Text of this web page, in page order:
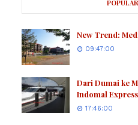
New Trend:
09:47:00
Dari Dumai ke
Indomal Express
17:46:00